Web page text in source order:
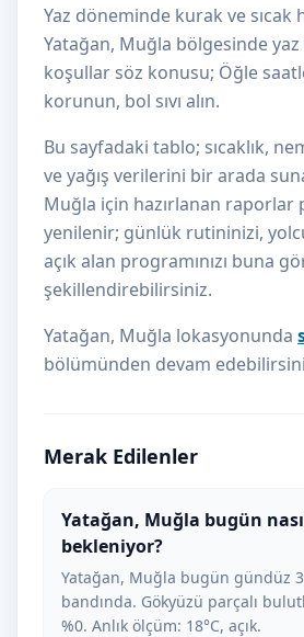
Yaz döneminde kurak ve sıcak
Yatağan, Muğla bölgesinde
koşullar söz konusu; Öğle
korunun, bol sıvı alın.
Bu sayfadaki tablo; sıcaklık,
ve yağış verilerini bir arada
Muğla için hazırlanan raporlar
yenilenir; günlük rutininizi,
açık alan programınızı buna
şekillendirebilirsiniz.
Yatağan, Muğla lokasyonunda
bölümünden devam
Merak Edilenler
Yatağan, Muğla bugün
bekleniyor?
Yatağan, Muğla bugün gündüz
bandında. Gökyüzü parçalı
%0. Anlık ölçüm: 18°C, açık.